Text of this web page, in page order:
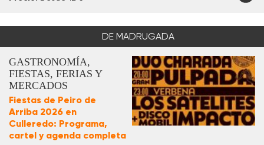
DE MADRUGADA
GASTRONOMÍA,
FIESTAS, FERIAS Y
MERCADOS
Fiestas de Peiro de
Arriba 2026 en
Culleredo: Programa,
cartel y agenda completa